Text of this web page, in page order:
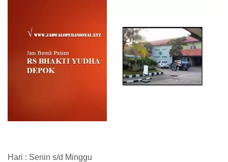
Hari : Senin s/d Minggu